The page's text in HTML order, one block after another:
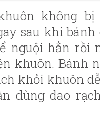
không
sau khi
nguội hẳn rồi
khuôn. Bánh
khỏi khuôn
dùng dao